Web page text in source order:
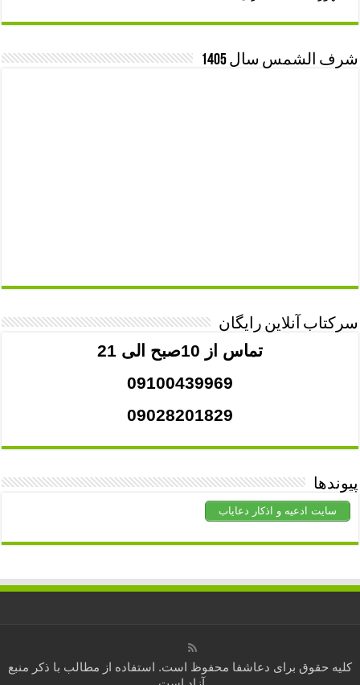
شرف الشمس سال 1405
سرکتاب آنلاین رایگان
تماس از 10صبح الی 21
09100439969
09028201829
پیوندها
سایت ادعیه و اذکار دعایاب
کلیه حقوق برای دعاشفا محفوظ است. استفاده از مطالب با ذکر منبع